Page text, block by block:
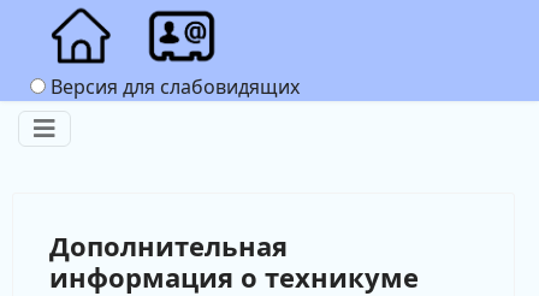
Версия для слабовидящих
Дополнительная
информация о техникуме